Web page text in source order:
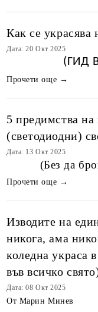
Как се
Дата: 20 Окт 2025
( ГИД
Прочети още →
5 предимства на
(светодиодни)
Дата: 13 Окт 2025
(Без да
Прочети още →
Изводите на
никога, ама
коледна украса
във всичко
Дата: 08 Окт 2025
От Марин Минев